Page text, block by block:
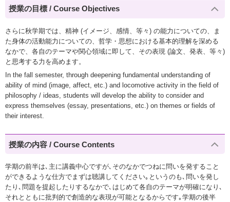
授業の目標 / Course Objectives
さらに秋学期では、精神 (イメージ、感情、等々) の能力についての、ま
た身体の活動能力についての、哲学・思想における基本的理解を深める
なかで、各自のテーマや関心領域に即して、その表現 (論文、発表、等々)
と思考する力を高めます。
In the fall semester, through deepening fundamental understanding of
ability of mind (image, affect, etc.) and locomotive activity in the field of
philosophy / ideas, students will develop the ability to consider and
express themselves (essay, presentations, etc.) on themes or fields of
their interest.
授業の内容 / Course Contents
学期の前半は､主に講義中心ですが､そのなかでつねに問いを発すること
ができるような仕方でまずは聴講してください｡というのも､問いを発し
たり､問題を提起したりするなかで､はじめて各自のテーマが明確になり､
それとともに批判的で創造的な表現が可能となるからです｡学期の後半